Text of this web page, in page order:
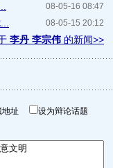
08-05-16 08:47
08-05-15 20:12
李丹 李宗伟 的新闻>>
地址 设为辩论话题